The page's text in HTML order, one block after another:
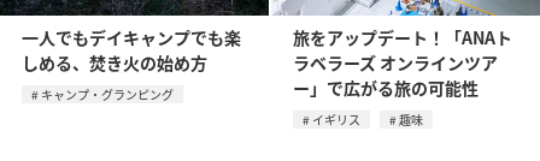
一人でもデイキャンプでも楽
しめる、焚き火の始め方
キャンプ・グランピング
旅をアップデート！「ANAト
ラベラーズ オンラインツア
ー」で広がる旅の可能性
イギリス 趣味